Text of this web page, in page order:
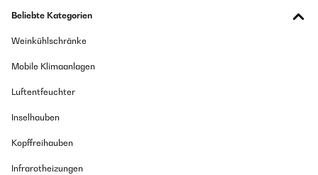
eigenständig überprüft
Amazon Benutzer – Bewertung durch Chal-Tec GmbH nicht
eigenständig überprüft
Beliebte Kategorien
Weinkühlschränke
Mobile Klimaanlagen
Luftentfeuchter
Inselhauben
Kopffreihauben
Infrarotheizungen